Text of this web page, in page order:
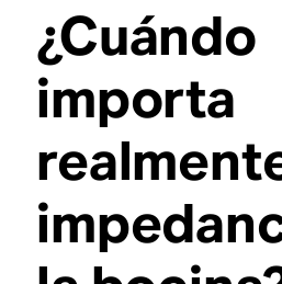
¿Cuándo
importa